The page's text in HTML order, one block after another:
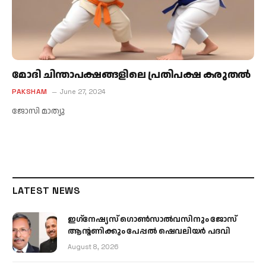
മോദി ചിന്താപക്ഷങ്ങളിലെ പ്രതിപക്ഷ കരുതല്‍
PAKSHAM June 27, 2024
ജോസി മാത്യു
LATEST NEWS
ഇഗ്‌നേഷ്യസ് ഗൊൺസാൽവസിനും ജോസ്
ആന്റണിക്കും പേപ്പൽ ഷെവലിയർ പദവി
August 8, 2026